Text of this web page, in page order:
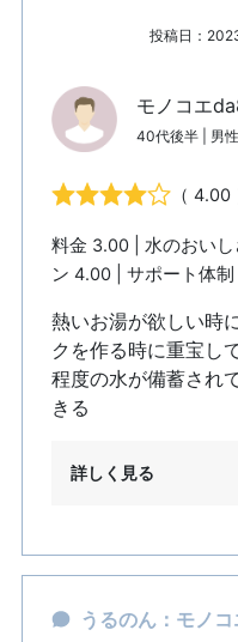
投稿日：
モノコエ
40代後半 | 男
（ 4.00
料金 3.00 | 水のおい
ン 4.00 | サポート体
熱いお湯が欲しい時
クを作る時に重宝し
程度の水が備蓄され
きる
詳しく見る
うるのん：モノ